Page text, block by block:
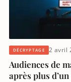
DÉCRYPTAGE 2 avril
Audiences de
après plus